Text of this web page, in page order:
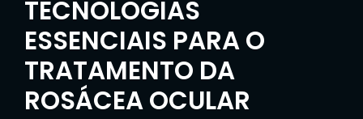
TECNOLOGIAS
ESSENCIAIS PARA O
TRATAMENTO DA
ROSÁCEA OCULAR